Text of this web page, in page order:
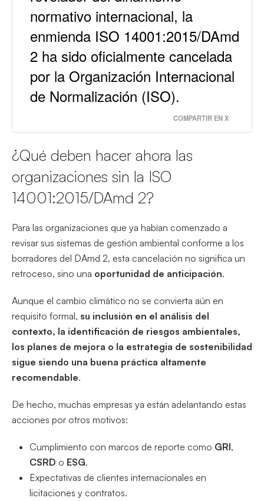
normativo internacional, la
enmienda ISO 14001:2015/DAmd
2 ha sido oficialmente cancelada
por la Organización Internacional
de Normalización (ISO).
COMPARTIR EN X
¿Qué deben hacer ahora las
organizaciones sin la ISO
14001:2015/DAmd 2?
Para las organizaciones que ya habían comenzado a
revisar sus sistemas de gestión ambiental conforme a los
borradores del DAmd 2, esta cancelación no significa un
retroceso, sino una oportunidad de anticipación.
Aunque el cambio climático no se convierta aún en
requisito formal, su inclusión en el análisis del
contexto, la identificación de riesgos ambientales,
los planes de mejora o la estrategia de sostenibilidad
sigue siendo una buena práctica altamente
recomendable.
De hecho, muchas empresas ya están adelantando estas
acciones por otros motivos:
Cumplimiento con marcos de reporte como GRI,
CSRD o ESG.
Expectativas de clientes internacionales en
licitaciones y contratos.